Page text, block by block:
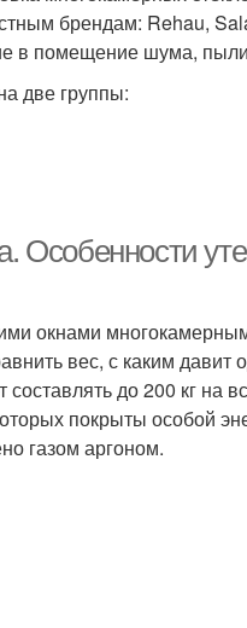
брендам: Rehau,
в помещение шума,
две группы:
Особенности
окнами
вес, с каким давит
до 200 кг на
покрыты особой
газом аргоном.